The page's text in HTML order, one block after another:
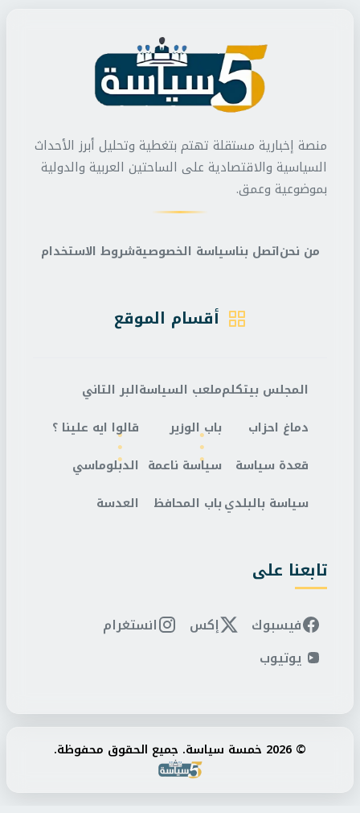
منصة إخبارية مستقلة تهتم بتغطية وتحليل أبرز الأحداث
السياسية والاقتصادية على الساحتين العربية والدولية
بموضوعية وعمق.
من نحناتصل بناسياسة الخصوصيةشروط الاستخدام
أقسام الموقع
المجلس بيتكلم
دماغ احزاب
قعدة سياسة
سياسة بالبلدي
ملعب السياسة
باب الوزير
سياسة ناعمة
باب المحافظ
البر التاني
قالوا ايه علينا ؟
الدبلوماسي
العدسة
تابعنا على
فيسبوك إكس
انستغرام
يوتيوب
© 2026 خمسة سياسة. جميع الحقوق محفوظة.